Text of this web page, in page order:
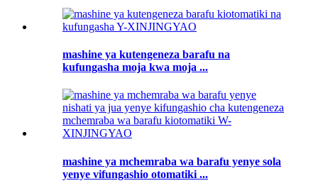
mashine ya kutengeneza barafu na
kufungasha moja kwa moja ...
mashine ya mchemraba wa barafu yenye sola
yenye vifungashio otomatiki ...